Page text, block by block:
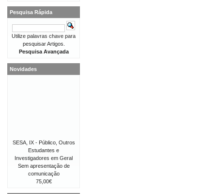
Pesquisa Rápida
Utilize palavras chave para
pesquisar Artigos.
Pesquisa Avançada
Novidades
SESA, IX - Público, Outros
Estudantes e
Investigadores em Geral
Sem apresentação de
comunicação
75,00€